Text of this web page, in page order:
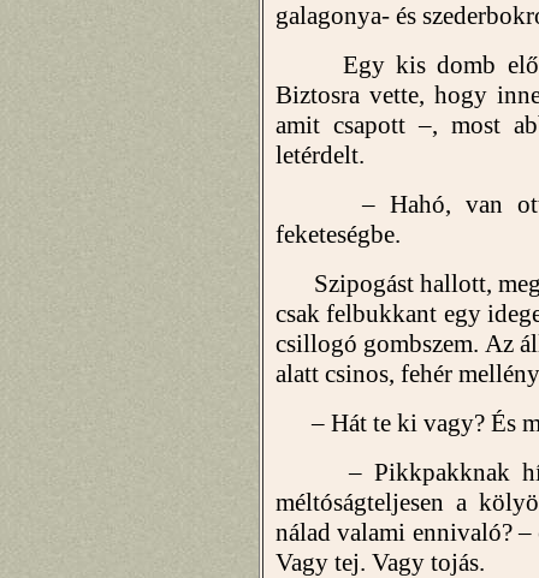
galagonya- és
Egy kis domb előtt
Biztosra vette, hogy
amit csapott –, most
letérdelt.
– Hahó, van ott
feketeségbe.
Szipogást hallott, meg
csak felbukkant egy
csillogó gombszem. Az
alatt csinos, fehér
– Hát te ki vagy? És
– Pikkpakknak
méltóságteljesen a
nálad valami ennivaló?
Vagy tej. Vagy tojás.